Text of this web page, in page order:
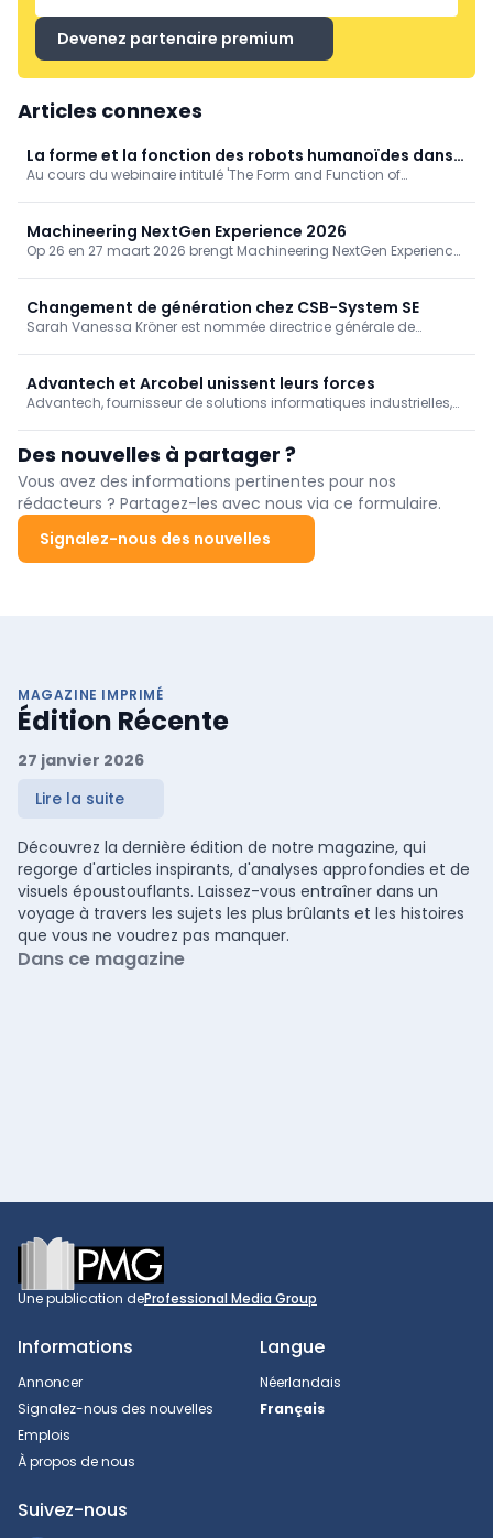
Devenez partenaire premium
Articles connexes
La forme et la fonction des robots humanoïdes dans
les environnements industriels
Au cours du webinaire intitulé 'The Form and Function of
des considérations techniques qui sous-tendent ce robot
humanoïde de pointe...
Machineering NextGen Experience 2026
Op 26 en 27 maart 2026 brengt Machineering NextGen Experience
thematische hubs zien hoe geïntegreerde productie werkt.
Changement de génération chez CSB-System SE
Sarah Vanessa Kröner est nommée directrice générale de
Advantech et Arcobel unissent leurs forces
Advantech, fournisseur de solutions informatiques industrielles,
désignant Arcobel comme Channel Partner, Advantech espère ...
Des nouvelles à partager ?
Vous avez des informations pertinentes pour nos
rédacteurs ? Partagez-les avec nous via ce formulaire.
Signalez-nous des nouvelles
MAGAZINE IMPRIMÉ
Édition Récente
27 janvier 2026
Lire la suite
Découvrez la dernière édition de notre magazine, qui
regorge d'articles inspirants, d'analyses approfondies et de
visuels époustouflants. Laissez-vous entraîner dans un
voyage à travers les sujets les plus brûlants et les histoires
que vous ne voudrez pas manquer.
Dans ce magazine
Footer
Une publication deProfessional Media Group
Informations
Annoncer
Signalez-nous des nouvelles
Emplois
À propos de nous
Langue
Néerlandais
Français
Suivez-nous